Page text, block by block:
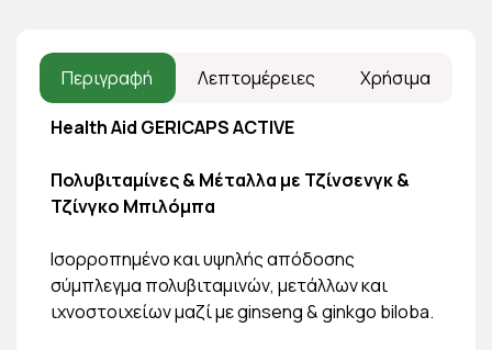
Περιγραφή Λεπτομέρειες Χρήσιμα
Health Aid GERICAPS ACTIVE
Πολυβιταμίνες & Μέταλλα με Τζίνσενγκ &
Τζίνγκο Μπιλόμπα
Ισορροπημένο και υψηλής απόδοσης
σύμπλεγμα πολυβιταμινών, μετάλλων και
ιχνοστοιχείων μαζί με ginseng & ginkgo biloba.